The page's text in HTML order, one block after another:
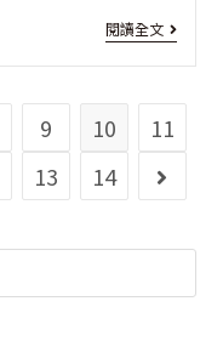
度
日
本
東
北
閱讀全文 [活
動
資
訊]
第
十
五
9 10
11
13 14 Go to